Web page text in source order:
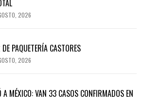
2026
PAQUETERÍA CASTORES
2026
A MÉXICO: VAN 33 CASOS CONFIRMADOS EN